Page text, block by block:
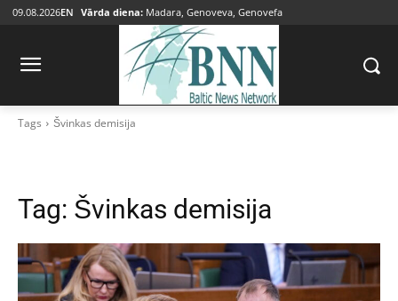
09.08.2026EN Vārda diena: Madara, Genoveva, Genovefa
Tags Švinkas demisija
Tag: Švinkas demisija